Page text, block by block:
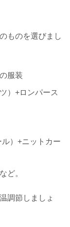
ものを選びまし
服装
）+ロンパース
ル）+ニットカー
ど。
調節しましょ